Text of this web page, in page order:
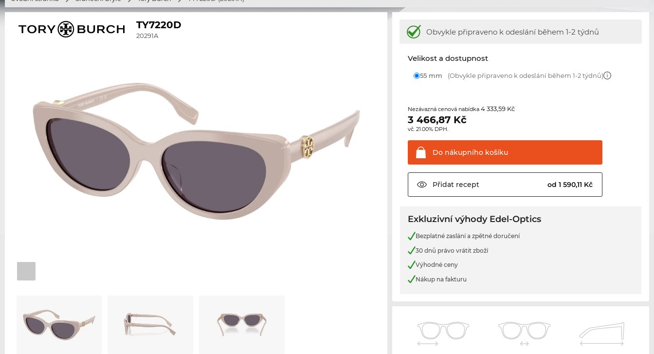
TY7220D
20291A Obvykle připraveno k odeslání během 1-2 týdnů
Velikost a dostupnost
55 mm (Obvykle připraveno k odeslání během 1-2 týdnů)
Nezávazná cenová nabídka4 333,59 Kč
3 466,87 Kč
vč. 21.00% DPH.
Do nákupního košíku
Přidat recept od 1 590,11 Kč
Exkluzivní výhody Edel-Optics
Bezplatné zaslání a zpětné doručení
30 dnů právo vrátit zboží
Výhodné ceny
Nákup na fakturu